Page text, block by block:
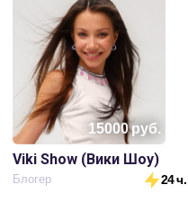
15000руб.
Viki Show (Вики Шоу)
Блогер 24 ч.